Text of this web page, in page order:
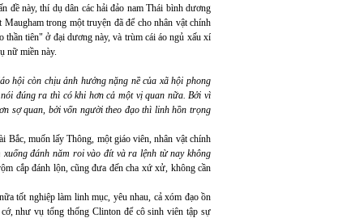
này, thí dụ dân các hải đảo nam Thái bình dương
trong một truyện đã để cho nhân vật chính
thần tiên" ở đại dương này, và trùm cái áo ngủ xấu xí
nữ miền này.
hội còn chịu ảnh hưởng nặng nề của xã hội phong
đúng ra thì có khi hơn cả một vị quan nữa. Bởi vì
sợ quan, bởi vốn người theo đạo thì linh hồn trọng
muốn lấy Thông, một giáo viên, nhân vật chính
xuống đánh năm roi vào đít và ra lệnh từ nay không
cắp đánh lộn, cũng đưa đến cha xứ xử, không cần
tốt nghiệp làm linh mục, yêu nhau, cả xóm đạo ồn
như vụ tổng thống Clinton để cô sinh viên tập sự